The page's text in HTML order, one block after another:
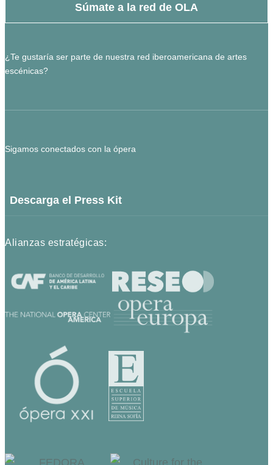
Súmate a la red de OLA
¿Te gustaría ser parte de nuestra red iberoamericana de artes
escénicas?
Sigamos conectados con la ópera
Descarga el Press Kit
Alianzas estratégicas: